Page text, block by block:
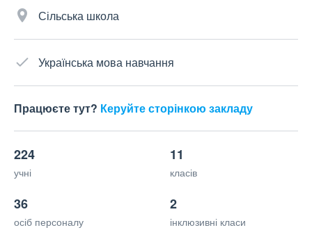
Сільська школа
Українська мова навчання
Працюєте тут? Керуйте сторінкою закладу
224
учні
11
класів
36
осіб персоналу
2
інклюзивні класи